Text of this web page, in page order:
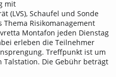
mit
(LVS), Schaufel und Sonde
Risikomanagement
Montafon jeden Dienstag
erleben die Teilnehmer
Treffpunkt ist um
Talstation. Die Gebühr beträgt